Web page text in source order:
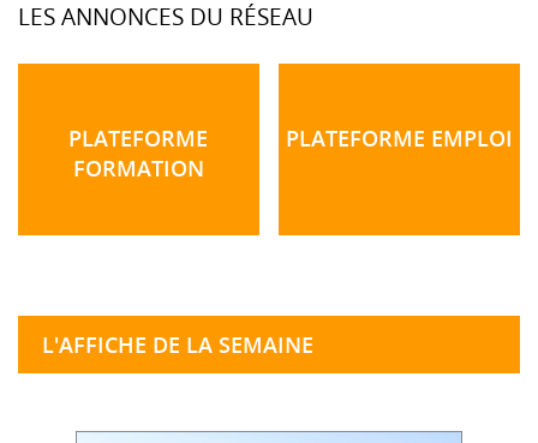
LES ANNONCES DU RÉSEAU
PLATEFORME
FORMATION
PLATEFORME EMPLOI
L'AFFICHE DE LA SEMAINE